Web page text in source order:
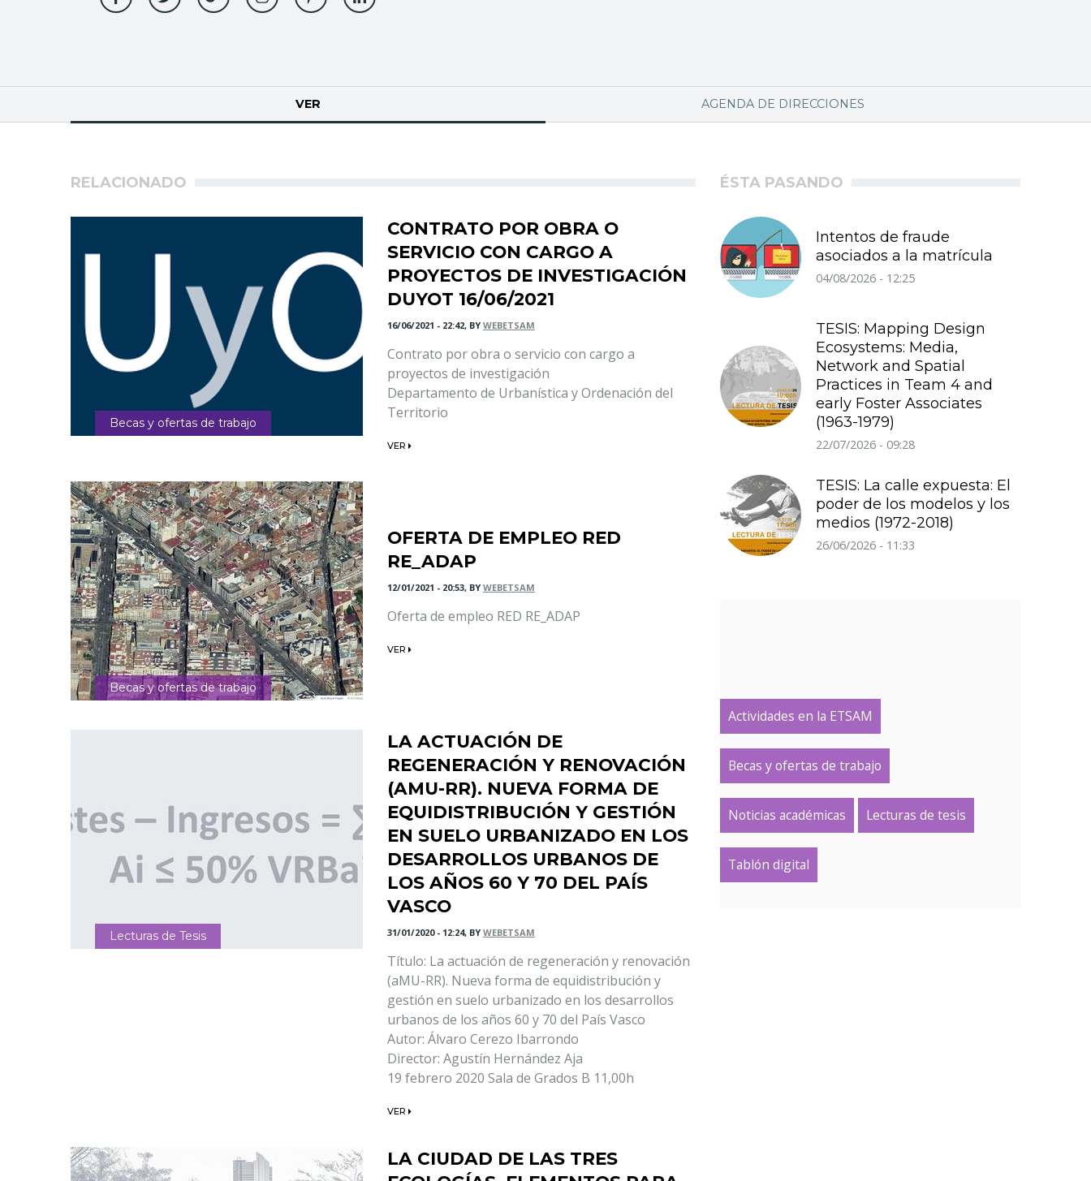
principales
VER AGENDA DE DIRECCIONES
RELACIONADO
Becas y ofertas de trabajo
CONTRATO POR OBRA O
SERVICIO CON CARGO A
PROYECTOS DE INVESTIGACIÓN
DUYOT 16/06/2021
16/06/2021 - 22:42, BY WEBETSAM
Contrato por obra o servicio con cargo a
proyectos de investigación
Departamento de Urbanística y Ordenación del
Territorio
VER
Becas y ofertas de trabajo
OFERTA DE EMPLEO RED
RE_ADAP
12/01/2021 - 20:53, BY WEBETSAM
Oferta de empleo RED RE_ADAP
VER
Lecturas de Tesis
LA ACTUACIÓN DE
REGENERACIÓN Y RENOVACIÓN
(AMU-RR). NUEVA FORMA DE
EQUIDISTRIBUCIÓN Y GESTIÓN
EN SUELO URBANIZADO EN LOS
DESARROLLOS URBANOS DE
LOS AÑOS 60 Y 70 DEL PAÍS
VASCO
31/01/2020 - 12:24, BY WEBETSAM
Título: La actuación de regeneración y renovación
(aMU-RR). Nueva forma de equidistribución y
gestión en suelo urbanizado en los desarrollos
urbanos de los años 60 y 70 del País Vasco
Autor: Álvaro Cerezo Ibarrondo
Director: Agustín Hernández Aja
19 febrero 2020 Sala de Grados B 11,00h
VER
LA CIUDAD DE LAS TRES
ÉSTA PASANDO
Intentos de fraude
asociados a la matrícula
04/08/2026 - 12:25
TESIS: Mapping Design
Ecosystems: Media,
Network and Spatial
Practices in Team 4 and
early Foster Associates
(1963-1979)
22/07/2026 - 09:28
TESIS: La calle expuesta: El
poder de los modelos y los
medios (1972-2018)
26/06/2026 - 11:33
Actividades en la ETSAM
Becas y ofertas de trabajo
Noticias académicas Lecturas de tesis
Tablón digital